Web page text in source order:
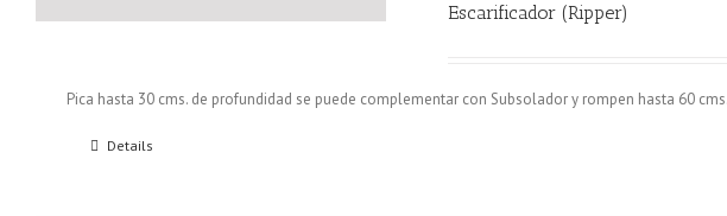
Escarificador (Ripper)
Pica hasta 30 cms. de profundidad se puede complementar con Subsolador y rompen hasta 60
Details